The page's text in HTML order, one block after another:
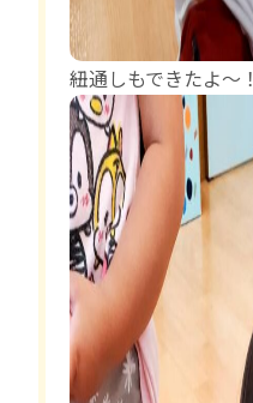
紐通しもできたよ〜！